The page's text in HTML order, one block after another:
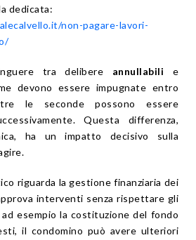
dedicata:
non-pagare-lavori-
tra delibere annullabili e
devono essere impugnate entro
le seconde possono essere
Questa differenza,
ha un impatto decisivo sulla
riguarda la gestione finanziaria dei
interventi senza rispettare gli
esempio la costituzione del fondo
il condomino può avere ulteriori